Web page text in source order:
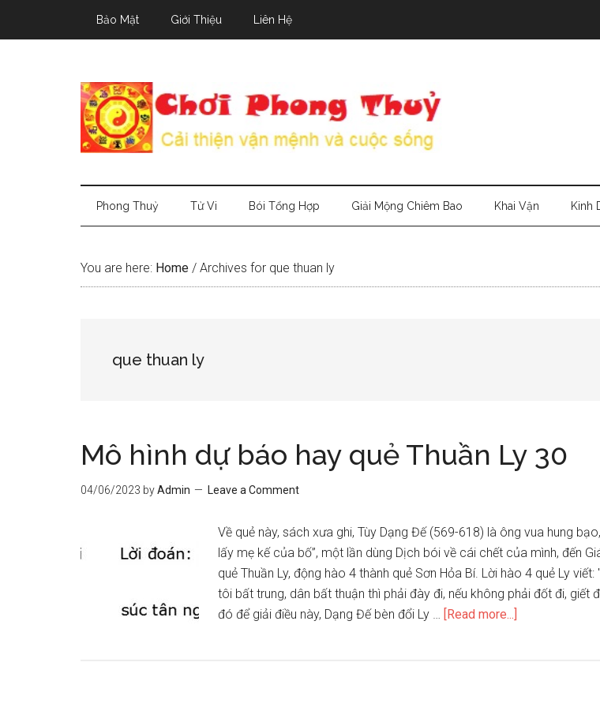
Bảo Mật Giới Thiệu Liên Hệ
Phong Thuỷ Tử Vi Bói Tổng Hợp Giải Mộng Chiêm Bao Khai Vận Kinh
You are here: Home / Archives for que thuan ly
que thuan ly
Mô hình dự báo hay quẻ Thuần Ly 30
04/06/2023 byAdmin Leave a Comment
Về quẻ này, sách xưa ghi, Tùy Dạng Đế (569-618) là ông vua hung
lấy mẹ kế của bố”, một lần dùng Dịch bói về cái chết của mình, đến
quẻ Thuần Ly, động hào 4 thành quẻ Sơn Hỏa Bí. Lời hào 4 quẻ Ly viết:
tôi bất trung, dân bất thuận thì phải đày đi, nếu không phải đốt đi, giết
đó để giải điều này, Dạng Đế bèn đổi Ly … [Read more...]